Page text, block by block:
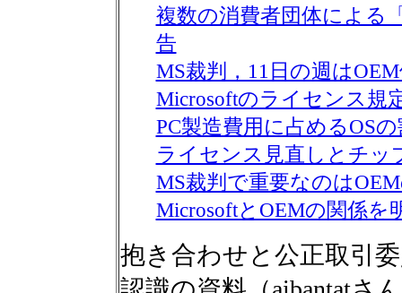
複数の消費者団体による
告
MS裁判，11日の週は
Microsoftのライセンス規
PC製造費用に占めるOS
ライセンス見直しとチッ
MS裁判で重要なのは
MicrosoftとOEMの関係
抱き合わせと公正取引